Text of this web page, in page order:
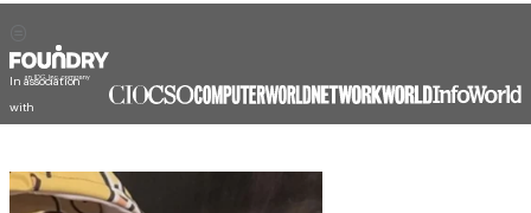
In association
with